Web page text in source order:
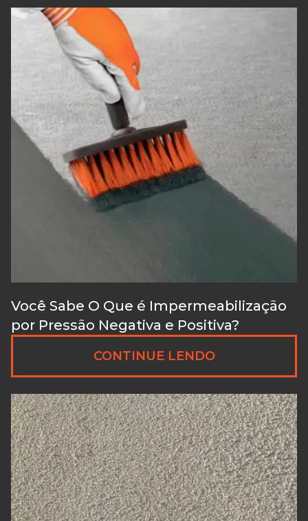
Você Sabe O Que é Impermeabilização
por Pressão Negativa e Positiva?
CONTINUE LENDO